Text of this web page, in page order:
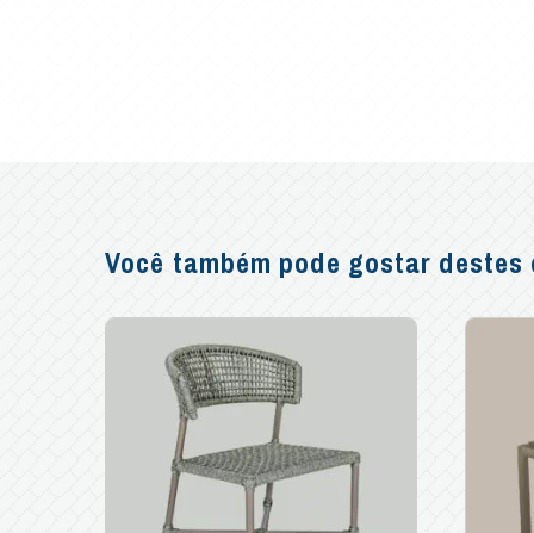
Você também pode gostar destes